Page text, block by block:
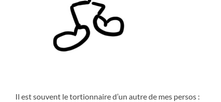
Il est souvent le tortionnaire d’un autre de mes persos :